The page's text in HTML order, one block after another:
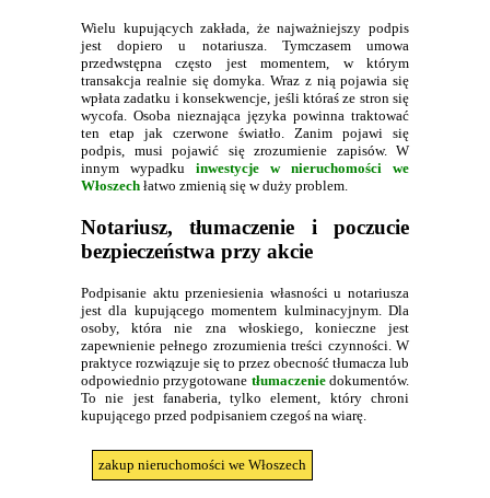
Wielu kupujących zakłada, że najważniejszy podpis
jest dopiero u notariusza. Tymczasem umowa
przedwstępna często jest momentem, w którym
transakcja realnie się domyka. Wraz z nią pojawia się
wpłata zadatku i konsekwencje, jeśli któraś ze stron się
wycofa. Osoba nieznająca języka powinna traktować
ten etap jak czerwone światło. Zanim pojawi się
podpis, musi pojawić się zrozumienie zapisów. W
innym wypadku inwestycje w nieruchomości we
Włoszech łatwo zmienią się w duży problem.
Notariusz, tłumaczenie i poczucie
bezpieczeństwa przy akcie
Podpisanie aktu przeniesienia własności u notariusza
jest dla kupującego momentem kulminacyjnym. Dla
osoby, która nie zna włoskiego, konieczne jest
zapewnienie pełnego zrozumienia treści czynności. W
praktyce rozwiązuje się to przez obecność tłumacza lub
odpowiednio przygotowane tłumaczeniedokumentów.
To nie jest fanaberia, tylko element, który chroni
kupującego przed podpisaniem czegoś na wiarę.
zakup nieruchomości we Włoszech